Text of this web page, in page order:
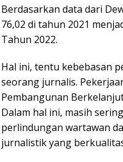
Berdasarkan data dari
76,02 di tahun 2021
Tahun 2022.
Hal ini, tentu kebebasan
seorang jurnalis.
Pembangunan
Dalam hal ini, masih
perlindungan wartawan
jurnalistik yang